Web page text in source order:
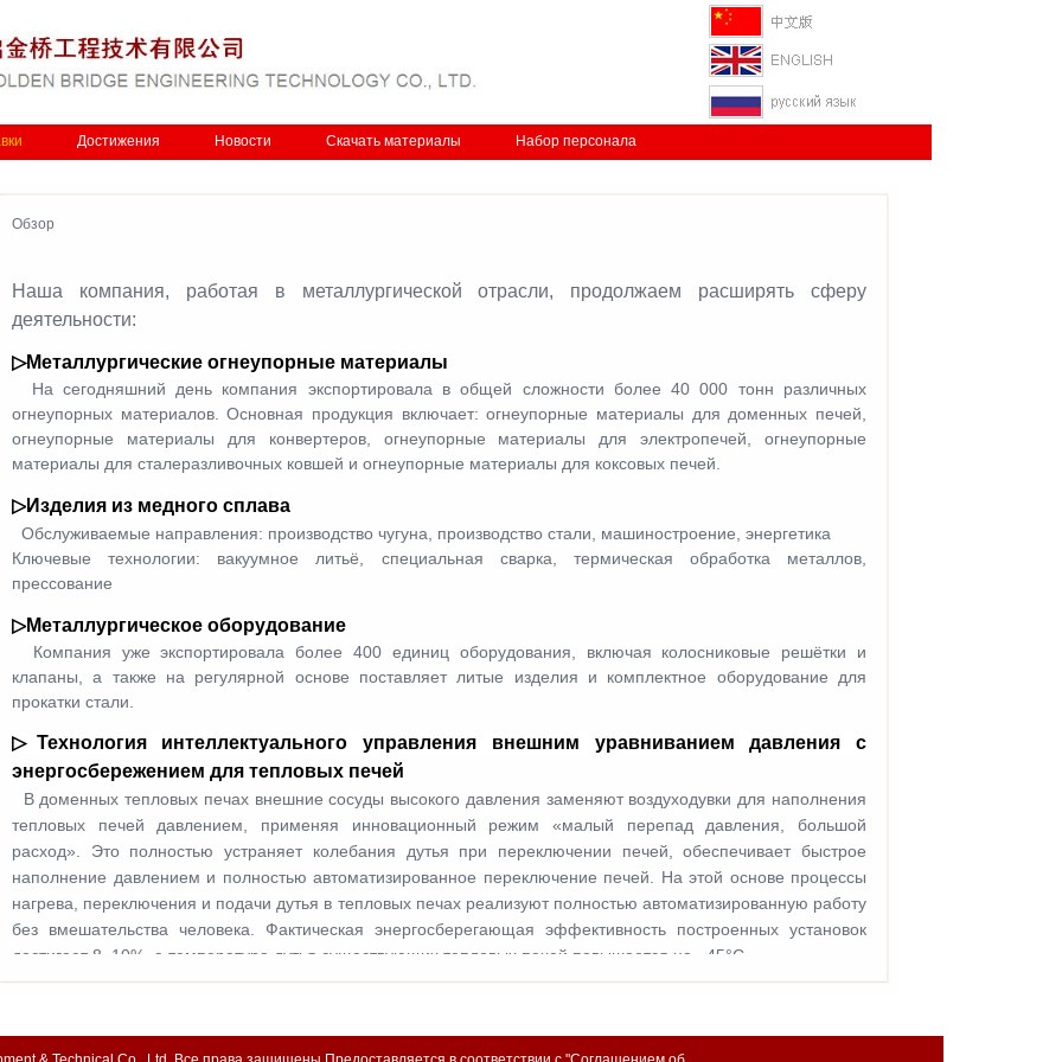
Достижения Новости Скачать материалы
Набор персонала
Обзор​
Наша компания, работая в металлургической отрасли, продолжаем расширять сферу
деятельности:​
▷Металлургические огнеупорные материалы
​ На сегодняшний день компания экспортировала в общей сложности более 40 000 тонн различных
огнеупорных материалов.​​ Основная продукция включает: огнеупорные материалы для доменных печей,
огнеупорные материалы для конвертеров, огнеупорные материалы для электропечей, огнеупорные
материалы для сталеразливочных ковшей и огнеупорные материалы для коксовых печей.
▷Изделия из медного сплава
Обслуживаемые направления:​​ производство чугуна, производство стали, машиностроение, энергетика
Ключевые технологии:​​ вакуумное литьё, специальная сварка, термическая обработка металлов,
прессование
▷Металлургическое оборудование
Компания уже экспортировала более 400 единиц оборудования, включая колосниковые решётки и
клапаны, а также на регулярной основе поставляет литые изделия и комплектное оборудование для
прокатки стали.​
▷Технология интеллектуального управления внешним уравниванием давления с
энергосбережением для тепловых печей
В доменных тепловых печах внешние сосуды высокого давления заменяют воздуходувки для наполнения
тепловых печей давлением, применяя инновационный режим «малый перепад давления, большой
расход».​​ Это полностью устраняет колебания дутья при переключении печей, обеспечивает быстрое
наполнение давлением и полностью автоматизированное переключение печей. На этой основе процессы
нагрева, переключения и подачи дутья в тепловых печах реализуют полностью автоматизированную работу
без вмешательства человека. Фактическая энергосберегающая эффективность построенных установок
достигает 8–10%, а температура дутья существующих тепловых печей повышается на ~45°C.